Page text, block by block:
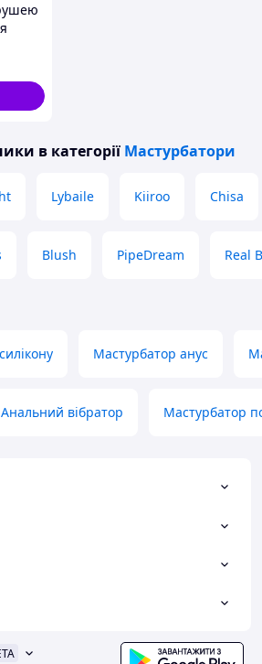
в категорії Мастурбатори
Lybaile Kiiroo Chisa
Blush PipeDream Real
Мастурбатор анус
Анальний вібратор Мастурбатор